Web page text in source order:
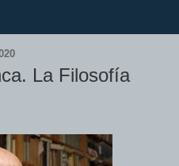
La Filosofía